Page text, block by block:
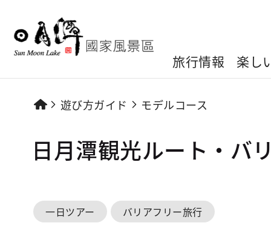
旅行情報 楽し
遊び方ガイド モデルコース
日月潭観光ルート・バ
一日ツアー バリアフリー旅行